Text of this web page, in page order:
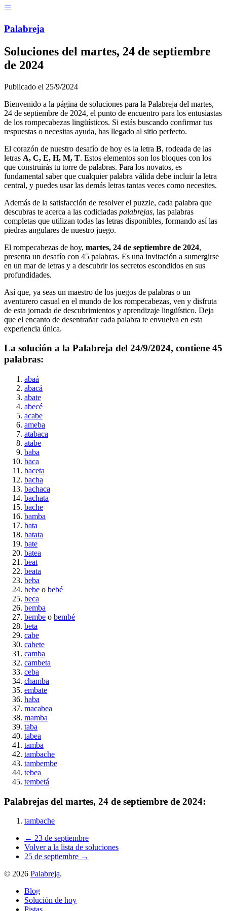
Palabreja
Soluciones del martes, 24 de septiembre
de 2024
Publicado el 25/9/2024
Bienvenido a la página de soluciones para la Palabreja del martes,
24 de septiembre de 2024, el punto de encuentro para los entusiastas
de los rompecabezas lingüísticos. Si estás buscando confirmar tus
respuestas o necesitas ayuda, has llegado al sitio perfecto.
El corazón de nuestro desafío de hoy es la letra B, rodeada de las
letras A, C, E, H, M, T. Estos elementos son los bloques con los
que construirás tu torre de palabras. Para los novatos, es
fundamental saber que cualquier palabra válida debe incluir la letra
central, y puedes usar las demás letras tantas veces como necesites.
Además de la satisfacción de resolver el puzzle, cada palabra que
descubras te acerca a las codiciadas palabrejas, las palabras
completas que utilizan todas las letras disponibles, formando así las
piedras angulares de nuestro juego.
El rompecabezas de hoy, martes, 24 de septiembre de 2024,
presenta un desafío con 45 palabras. Es una invitación a sumergirse
en un mar de letras y a descubrir los secretos escondidos en sus
profundidades.
Así que, ya seas un maestro de los juegos de palabras o un
aventurero casual en el mundo de los rompecabezas, ven y disfruta
de esta jornada de descubrimientos y aprendizaje lingüístico. Deja
que el encanto de desentrañar cada palabra te envuelva en esta
experiencia única.
La solución a la Palabreja del 24/9/2024, contiene 45
palabras:
abaá
abacá
abate
abecé
acabe
ameba
atabaca
atabe
baba
baca
baceta
bacha
bachaca
bachata
bache
bamba
bata
batata
bate
batea
beat
beata
beba
bebe o bebé
beca
bemba
bembe o bembé
beta
cabe
cabete
camba
cambeta
ceba
chamba
embate
haba
macabea
mamba
taba
tabea
tamba
tambache
tambembe
tebea
tembetá
Palabrejas del martes, 24 de septiembre de 2024:
tambache
← 23 de septiembre
Volver a la lista de soluciones
25 de septiembre →
© 2026 Palabreja.
Blog
Solución de hoy